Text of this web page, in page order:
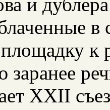
к
заранее
XXII